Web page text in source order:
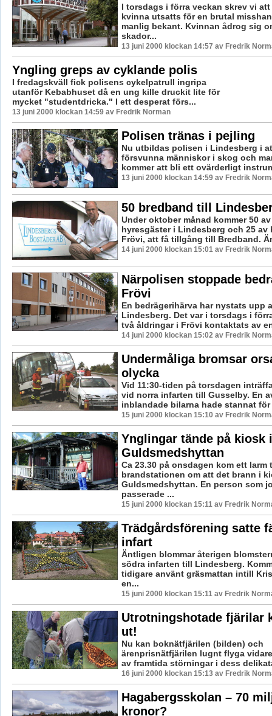
I torsdags i förra veckan skrev vi att
kvinna utsatts för en brutal
manlig bekant. Kvinnan ådrog sig
skador...
13 juni 2000 klockan 14:57 av Fredrik
Yngling greps av cyklande polis
I fredagskväll fick polisens cykelpatrull ingripa
utanför Kebabhuset då en ung kille druckit lite för
mycket "studentdricka." I ett desperat förs...
13 juni 2000 klockan 14:59 av Fredrik Norman
Polisen tränas i pejling
Nu utbildas polisen i Lindesberg i
försvunna människor i skog och
kommer att bli ett ovärderligt
13 juni 2000 klockan 14:59 av Fredrik
50 bredband till
Under oktober månad kommer 50
hyresgäster i Lindesberg och 25 av
Frövi, att få tillgång till Bredband.
14 juni 2000 klockan 15:01 av Fredrik
Närpolisen stoppade
Frövi
En bedrägerihärva har nystats upp
Lindesberg. Det var i torsdags i
två åldringar i Frövi kontaktats av
14 juni 2000 klockan 15:02 av Fredrik
Undermåliga bromsar
olycka
Vid 11:30-tiden på torsdagen
vid norra infarten till Gusselby. En
inblandade bilarna hade stannat för
15 juni 2000 klockan 15:10 av Fredrik
Ynglingar tände på kiosk i
Guldsmedshyttan
Ca 23.30 på onsdagen kom ett larm
brandstationen om att det brann i
Guldsmedshyttan. En person som
passerade ...
15 juni 2000 klockan 15:11 av Fredrik
Trädgårdsförening satte
infart
Äntligen blommar återigen
södra infarten till Lindesberg.
tidigare använt gräsmattan intill
en...
15 juni 2000 klockan 15:11 av Fredrik
Utrotningshotade fjärilar
ut!
Nu kan boknätfjärilen (bilden) och
ärenprisnätfjärilen lugnt flyga
av framtida störningar i dess
16 juni 2000 klockan 15:13 av Fredrik
Hagabergsskolan – 70
kronor?